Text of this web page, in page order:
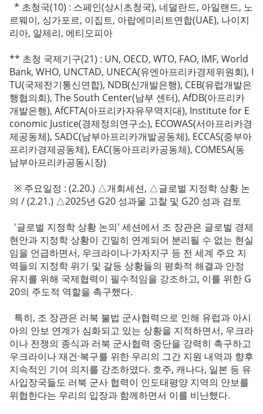
* 초청국(10) : 스페인(상시초청국), 네덜란드, 아일랜드, 노
르웨이, 싱가포르, 이집트, 아랍에미리트연합(UAE), 나이지
리아, 알제리, 에티오피아
** 초청 국제기구(21) : UN, OECD, WTO, FAO, IMF, World
Bank, WHO, UNCTAD, UNECA(유엔아프리카경제위원회), I
TU(국제전기통신연합), NDB(신개발은행), CEB(유럽개발은
행협의회), The South Center(남부 센터), AfDB(아프리카
개발은행), AfCFTA(아프리카자유무역지대), Institute for E
conomic Justice(경제정의연구소), ECOWAS(서아프리카경
제공동체), SADC(남부아프리카개발공동체), ECCAS(중부아
프리카경제공동체), EAC(동아프리카공동체), COMESA(동
남부아프리카공동시장)
※ 주요일정 : (2.20.) △개회세션, △글로벌 지정학 상황 논
의 / (2.21.) △2025년 G20 성과물 고찰 및 G20 성과 검토
'글로벌 지정학 상황 논의' 세션에서 조 장관은 글로벌 경제
현안과 지정학 상황이 긴밀히 연계되어 분리될 수 없는 현실
임을 언급하면서, 우크라이나·가자지구 등 전 세계 주요 지
역들의 지정학 위기 및 갈등 상황들의 평화적 해결과 안정
유지를 위해 국제협력이 필수적임을 강조하고, 이를 위한 G
20의 주도적 역할을 촉구했다.
특히, 조 장관은 러북 불법 군사협력으로 인해 유럽과 아시
아의 안보 연계가 심화되고 있는 상황을 지적하면서, 우크라
이나 전쟁의 종식과 러북 군사협력 중단을 강력히 촉구하고
우크라이나 재건·복구를 위한 우리의 그간 지원 내역과 향후
지속적인 기여 의지를 강조하였다. 호주, 캐나다, 일본 등 유
사입장국들도 러북 군사 협력이 인도태평양 지역의 안보를
위협한다는 우리의 입장과 함께하면서 이를 비난했다.